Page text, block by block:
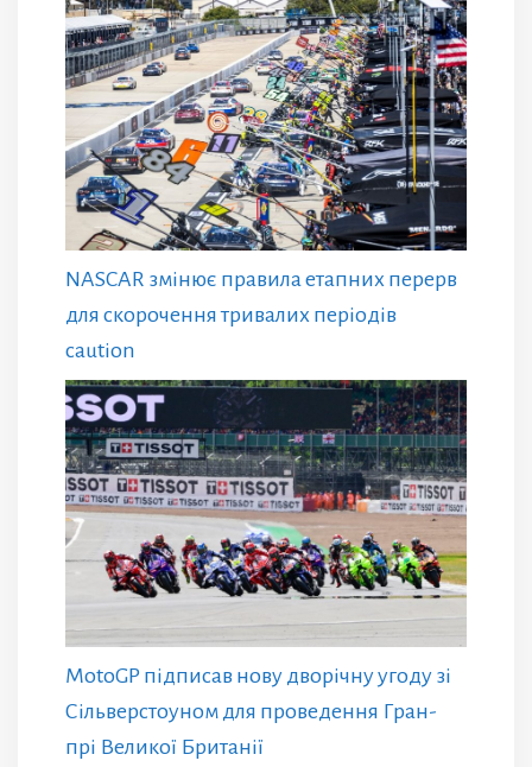
NASCAR змінює правила етапних перерв
для скорочення тривалих періодів
caution
MotoGP підписав нову дворічну угоду зі
Сільверстоуном для проведення Гран-
прі Великої Британії